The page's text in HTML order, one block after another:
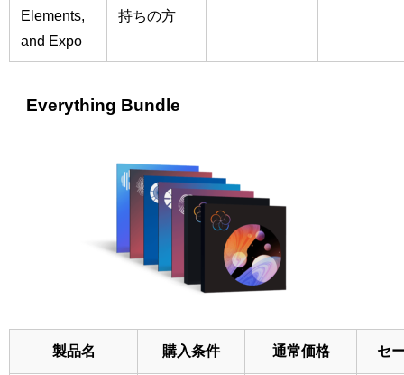
Elements,
and Expo
持ちの方
Everything Bundle
製品名 購入条件 通常価格 セ